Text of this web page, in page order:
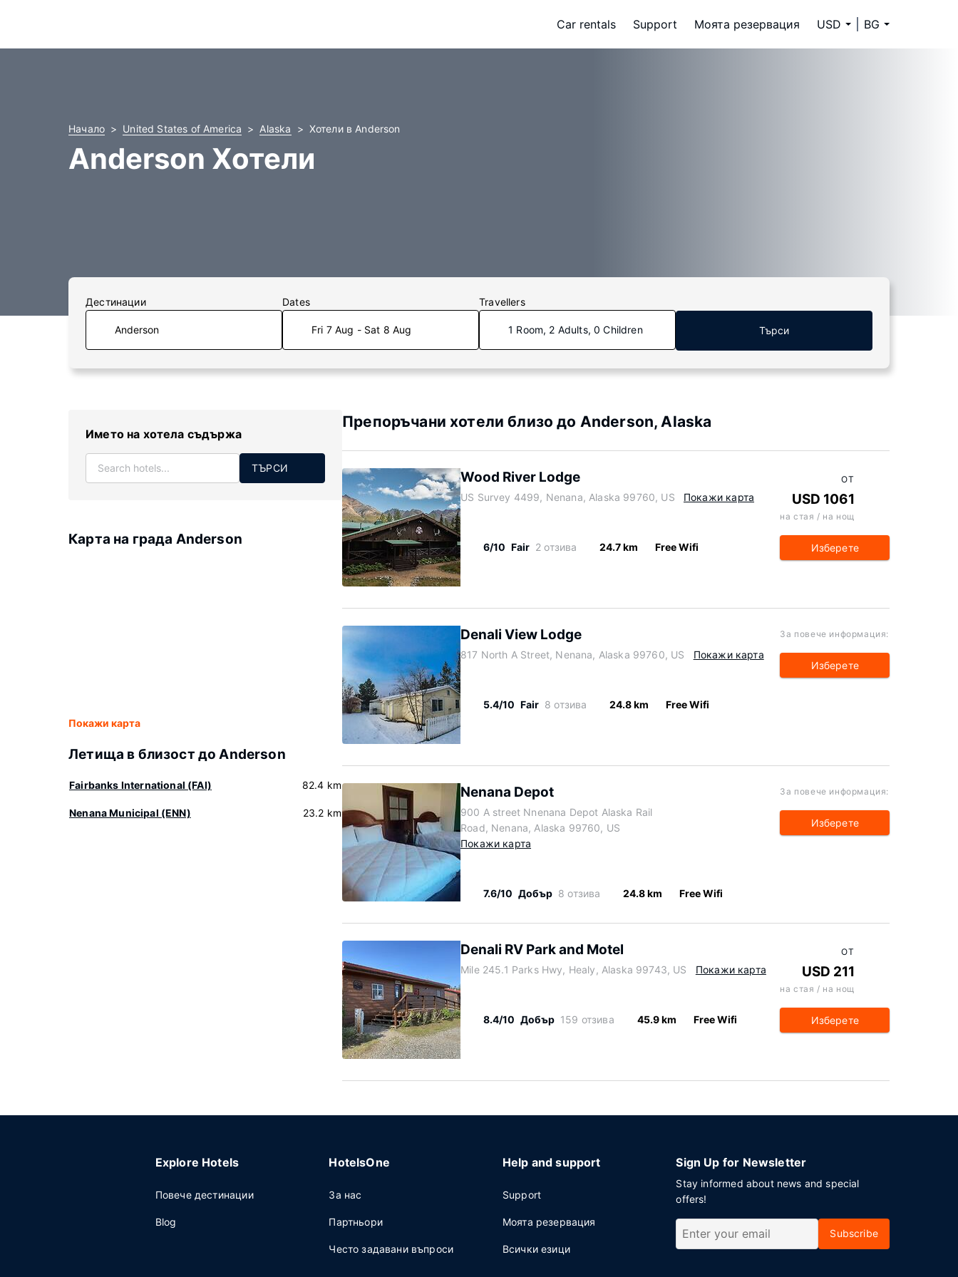
Car rentals Support Моята резервация USD BG
Начало United States of America Alaska Хотели в Anderson
Anderson Хотели
Дестинации Dates
Fri 7 Aug - Sat 8 Aug
Travellers
1 Room, 2 Adults, 0 Children Търси
Името на хотела съдържа
ТЪРСИ
Карта на града Anderson
Покажи карта
Летища в близост до Anderson
Fairbanks International (FAI) 82.4 km
Nenana Municipal (ENN) 23.2 km
Препоръчани хотели близо до Anderson, Alaska
Wood River Lodge
US Survey 4499, Nenana, Alaska 99760, US Покажи карта
6/10 Fair 2 отзива 24.7 km Free Wifi
ОТ
USD 1061
на стая / на нощ
Изберете
Denali View Lodge
817 North A Street, Nenana, Alaska 99760, US Покажи карта
5.4/10 Fair 8 отзива 24.8 km Free Wifi
За повече информация:
Изберете
Nenana Depot
900 A street Nnenana Depot Alaska Rail
Road, Nenana, Alaska 99760, US
Покажи карта
7.6/10 Добър 8 отзива 24.8 km Free Wifi
За повече информация:
Изберете
Denali RV Park and Motel
Mile 245.1 Parks Hwy, Healy, Alaska 99743, US Покажи карта
8.4/10 Добър 159 отзива 45.9 km Free Wifi
ОТ
USD 211
на стая / на нощ
Изберете
Explore Hotels
Повече дестинации
Blog
HotelsOne
За нас
Партньори
Често задавани въпроси
Help and support
Support
Моята резервация
Всички езици
Sign Up for Newsletter
Stay informed about news and special
offers!
Subscribe